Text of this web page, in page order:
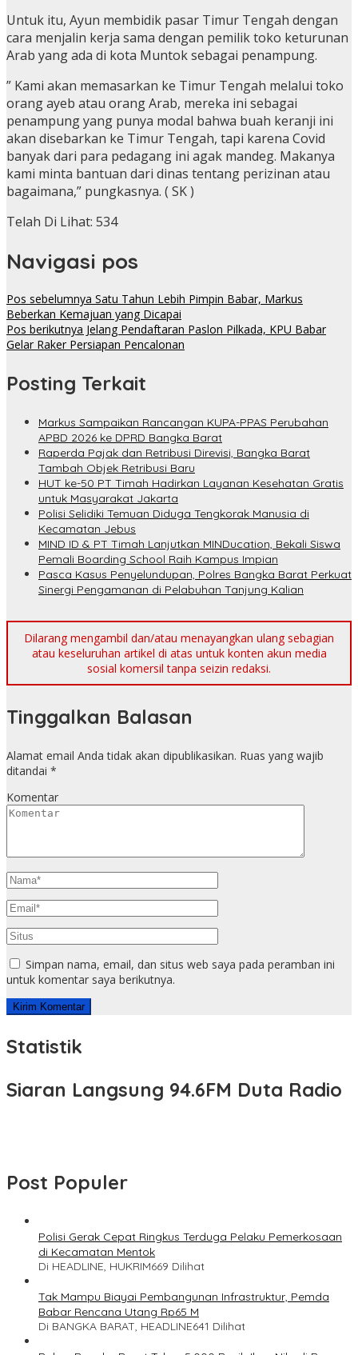
Untuk itu, Ayun membidik pasar Timur Tengah dengan
cara menjalin kerja sama dengan pemilik toko keturunan
Arab yang ada di kota Muntok sebagai penampung.
” Kami akan memasarkan ke Timur Tengah melalui toko
orang ayeb atau orang Arab, mereka ini sebagai
penampung yang punya modal bahwa buah keranji ini
akan disebarkan ke Timur Tengah, tapi karena Covid
banyak dari para pedagang ini agak mandeg. Makanya
kami minta bantuan dari dinas tentang perizinan atau
bagaimana,” pungkasnya. ( SK )
Telah Di Lihat: 534
Navigasi pos
Pos sebelumnya Satu Tahun Lebih Pimpin Babar, Markus
Beberkan Kemajuan yang Dicapai
Pos berikutnya Jelang Pendaftaran Paslon Pilkada, KPU Babar
Gelar Raker Persiapan Pencalonan
Posting Terkait
Markus Sampaikan Rancangan KUPA-PPAS Perubahan
APBD 2026 ke DPRD Bangka Barat
Raperda Pajak dan Retribusi Direvisi, Bangka Barat
Tambah Objek Retribusi Baru
HUT ke-50 PT Timah Hadirkan Layanan Kesehatan Gratis
untuk Masyarakat Jakarta
Polisi Selidiki Temuan Diduga Tengkorak Manusia di
Kecamatan Jebus
MIND ID & PT Timah Lanjutkan MINDucation, Bekali Siswa
Pemali Boarding School Raih Kampus Impian
Pasca Kasus Penyelundupan, Polres Bangka Barat Perkuat
Sinergi Pengamanan di Pelabuhan Tanjung Kalian
Dilarang mengambil dan/atau menayangkan ulang sebagian
atau keseluruhan artikel di atas untuk konten akun media
sosial komersil tanpa seizin redaksi.
Tinggalkan Balasan
Alamat email Anda tidak akan dipublikasikan. Ruas yang wajib
ditandai *
Komentar
Simpan nama, email, dan situs web saya pada peramban ini
untuk komentar saya berikutnya.
Statistik
Siaran Langsung 94.6FM Duta Radio
Post Populer
Polisi Gerak Cepat Ringkus Terduga Pelaku Pemerkosaan
di Kecamatan Mentok
Di HEADLINE, HUKRIM669 Dilihat
Tak Mampu Biayai Pembangunan Infrastruktur, Pemda
Babar Rencana Utang Rp65 M
Di BANGKA BARAT, HEADLINE641 Dilihat